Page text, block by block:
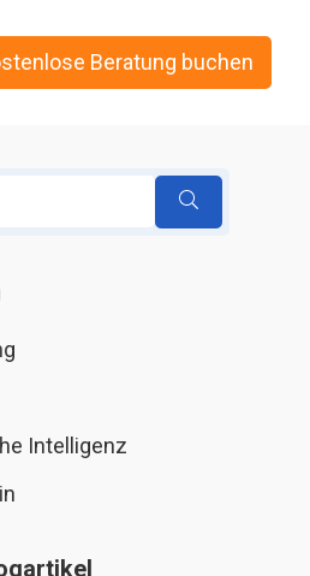
Beratung buchen
Intelligenz